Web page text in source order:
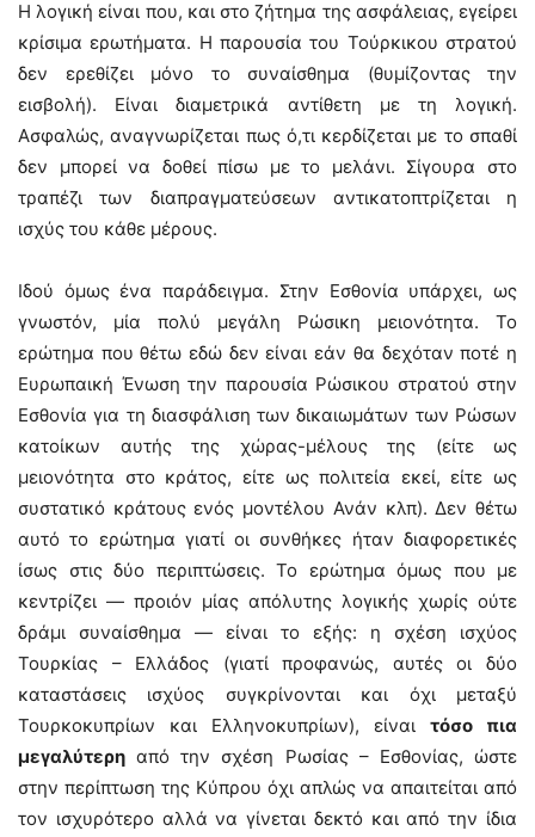
Η λογική είναι που, και στο ζήτημα της ασφάλειας, εγείρει
κρίσιμα ερωτήματα. Η παρουσία του Τούρκικου στρατού
δεν ερεθίζει μόνο το συναίσθημα (θυμίζοντας την
εισβολή). Είναι διαμετρικά αντίθετη με τη λογική.
Ασφαλώς, αναγνωρίζεται πως ό,τι κερδίζεται με το σπαθί
δεν μπορεί να δοθεί πίσω με το μελάνι. Σίγουρα στο
τραπέζι των διαπραγματεύσεων αντικατοπτρίζεται η
ισχύς του κάθε μέρους.
Ιδού όμως ένα παράδειγμα. Στην Εσθονία υπάρχει, ως
γνωστόν, μία πολύ μεγάλη Ρώσικη μειονότητα. Το
ερώτημα που θέτω εδώ δεν είναι εάν θα δεχόταν ποτέ η
Ευρωπαική Ένωση την παρουσία Ρώσικου στρατού στην
Εσθονία για τη διασφάλιση των δικαιωμάτων των Ρώσων
κατοίκων αυτής της χώρας-μέλους της (είτε ως
μειονότητα στο κράτος, είτε ως πολιτεία εκεί, είτε ως
συστατικό κράτους ενός μοντέλου Ανάν κλπ). Δεν θέτω
αυτό το ερώτημα γιατί οι συνθήκες ήταν διαφορετικές
ίσως στις δύο περιπτώσεις. Το ερώτημα όμως που με
κεντρίζει — προιόν μίας απόλυτης λογικής χωρίς ούτε
δράμι συναίσθημα — είναι το εξής: η σχέση ισχύος
Τουρκίας – Ελλάδος (γιατί προφανώς, αυτές οι δύο
καταστάσεις ισχύος συγκρίνονται και όχι μεταξύ
Τουρκοκυπρίων και Ελληνοκυπρίων), είναι τόσο πια
μεγαλύτερη από την σχέση Ρωσίας – Εσθονίας, ώστε
στην περίπτωση της Κύπρου όχι απλώς να απαιτείται από
τον ισχυρότερο αλλά να γίνεται δεκτό και από την ίδια